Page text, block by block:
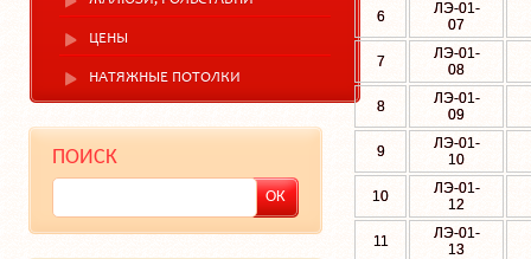
ЦЕНЫ
НАТЯЖНЫЕ ПОТОЛКИ
ПОИСК
6
ЛЭ-01-
07
7
ЛЭ-01-
08
8
ЛЭ-01-
09
9
ЛЭ-01-
10
10
ЛЭ-01-
12
11
ЛЭ-01-
13